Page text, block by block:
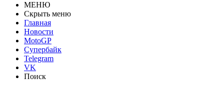
МЕНЮ
Скрыть меню
Главная
Новости
MotoGP
Супербайк
Telegram
VK
Поиск